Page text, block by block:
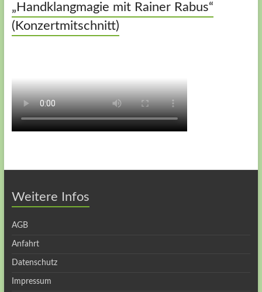
„Handklangmagie mit Rainer Rabus“
(Konzertmitschnitt)
Weitere Infos
AGB
Anfahrt
Datenschutz
Impressum